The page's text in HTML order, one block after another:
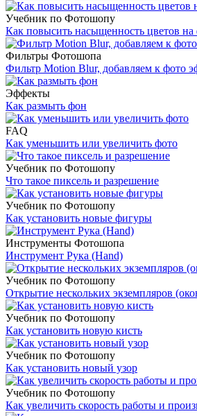
Учебник по Фотошопу
Как повысить насыщенность цветов на
Фильтры Фотошопа
Фильтр Motion Blur, добавляем к фото
Эффекты
Как размыть фон
FAQ
Как уменьшить или увеличить фото
Учебник по Фотошопу
Что такое пиксель и разрешение
Учебник по Фотошопу
Как установить новые фигуры
Инструменты Фотошопа
Инструмент Рука (Hand)
Учебник по Фотошопу
Открытие нескольких экземпляров
Учебник по Фотошопу
Как установить новую кисть
Учебник по Фотошопу
Как установить новый узор
Учебник по Фотошопу
Как увеличить скорость работы и